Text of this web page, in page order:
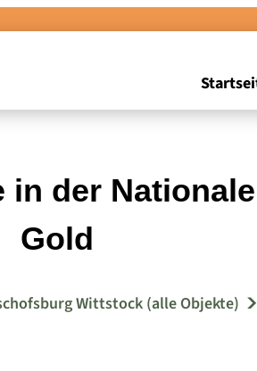
der
Gold
Wittstock (alle Objekte)